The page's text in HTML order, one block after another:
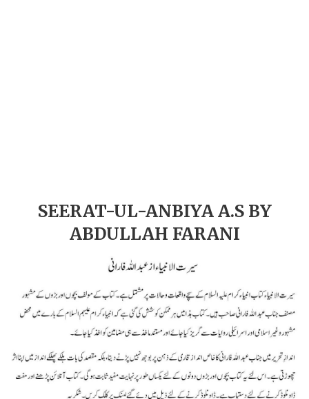
SEERAT-UL-ANBIYA A.S BY
ABDULLAH FARANI